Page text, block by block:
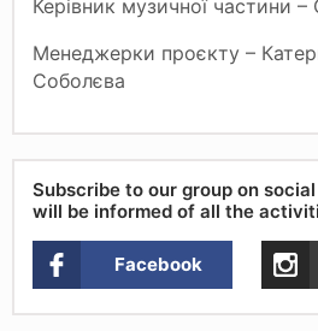
Керівник музичної частини
Менеджерки проєкту –
Соболєва
Subscribe to our group on
will be informed of all the
Facebook